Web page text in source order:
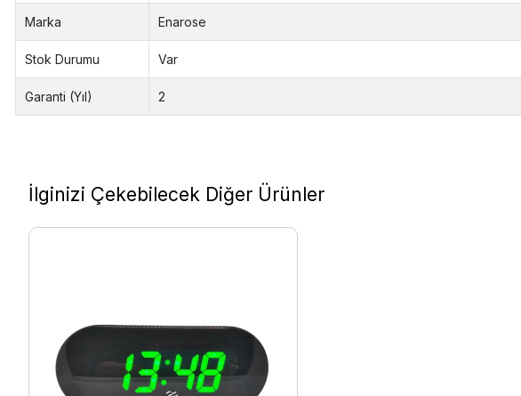
Marka Enarose
Stok Durumu Var
Garanti (Yıl) 2
İlginizi Çekebilecek Diğer Ürünler